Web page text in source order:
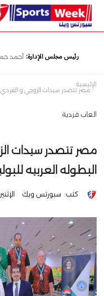
رئيس مجلس الإدارة: أحمد
الرئيسية
مصر تتصدر سيدات الزوجي و الفردي
العاب فردية
مصر تتصدر سيدات
البطوله العربيه
كتب: سبورتس ويك الإثنين, 04 نوفمبر